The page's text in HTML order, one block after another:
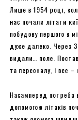
Лише в 1954 році,
нас почали літати
побудову першого в
дуже далеко. Через
видали… поле.
та персоналу, і все
Насамперед потреба
допомогою літаків